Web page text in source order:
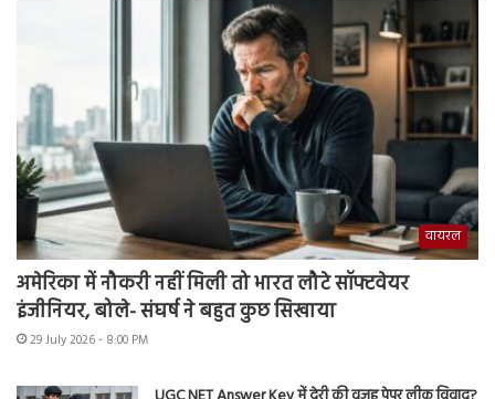
वायरल
अमेरिका में नौकरी नहीं मिली तो भारत लौटे सॉफ्टवेयर
इंजीनियर, बोले- संघर्ष ने बहुत कुछ सिखाया
29 July 2026 - 8:00 PM